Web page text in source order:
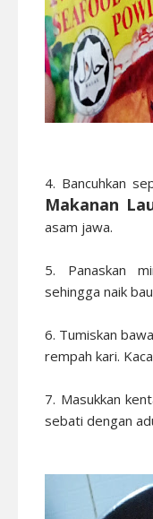
4. Bancuhkan
Makanan
asam jawa.
5. Panaskan
sehingga naik
6. Tumiskan
rempah kari.
7. Masukkan
sebati dengan